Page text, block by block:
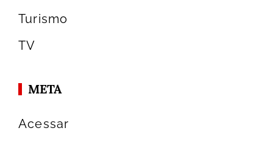
Turismo
TV
META
Acessar